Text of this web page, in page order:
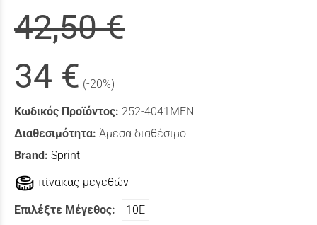
42,50 €
34 € (-20%)
Κωδικός Προϊόντος: 252-4041ΜΕΝ
Διαθεσιμότητα: Άμεσα διαθέσιμο
Brand: Sprint
πίνακας μεγεθών
Επιλέξτε Μέγεθος: 10Ε